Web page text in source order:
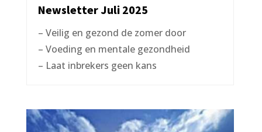
Newsletter Juli 2025
– Veilig en gezond de zomer door
– Voeding en mentale gezondheid
– Laat inbrekers geen kans